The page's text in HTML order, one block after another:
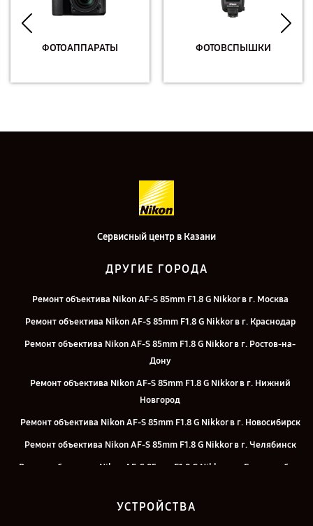
ФОТОАППАРАТЫ ФОТОВСПЫШКИ
Сервисный центр в Казани
ДРУГИЕ ГОРОДА
Ремонт объектива Nikon AF-S 85mm F1.8 G Nikkor в г. Москва
Ремонт объектива Nikon AF-S 85mm F1.8 G Nikkor в г. Краснодар
Ремонт объектива Nikon AF-S 85mm F1.8 G Nikkor в г. Ростов-на-
Дону
Ремонт объектива Nikon AF-S 85mm F1.8 G Nikkor в г. Нижний
Новгород
Ремонт объектива Nikon AF-S 85mm F1.8 G Nikkor в г. Новосибирск
Ремонт объектива Nikon AF-S 85mm F1.8 G Nikkor в г. Челябинск
Ремонт объектива Nikon AF-S 85mm F1.8 G Nikkor в г. Екатеринбург
Петербург
УСТРОЙСТВА